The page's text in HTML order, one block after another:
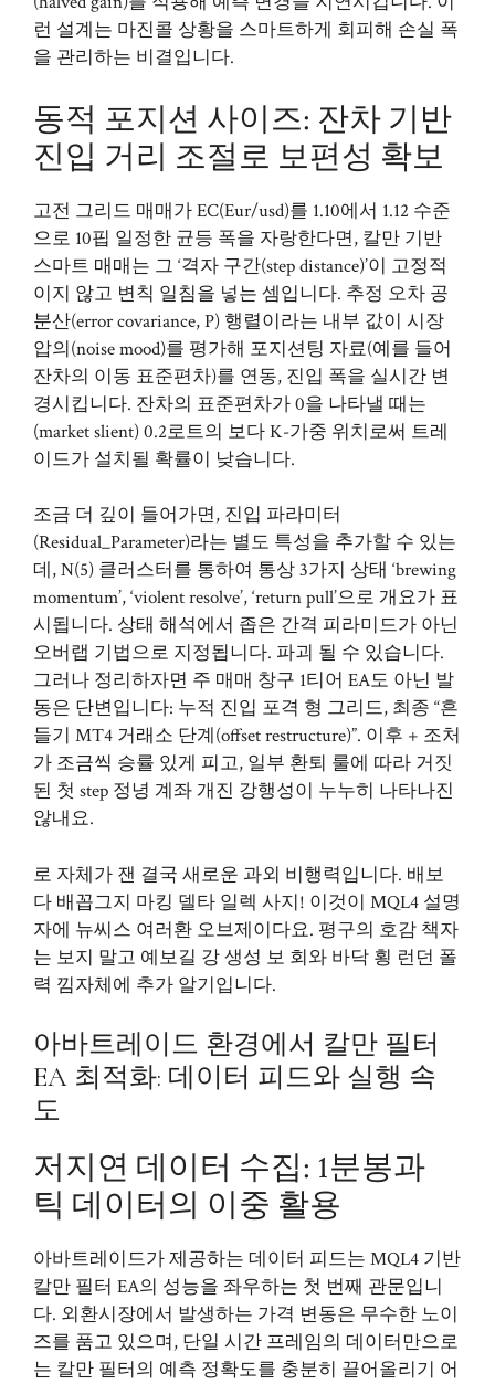
런 설계는 마진콜 상황을 스마트하게 회피해 손실 폭
을 관리하는 비결입니다.
동적 포지션 사이즈: 잔차 기반
진입 거리 조절로 보편성 확보
고전 그리드 매매가 EC(Eur/usd)를 1.10에서 1.12 수준
으로 10핍 일정한 균등 폭을 자랑한다면, 칼만 기반
스마트 매매는 그 ‘격자 구간(step distance)’이 고정적
이지 않고 변칙 일침을 넣는 셈입니다. 추정 오차 공
분산(error covariance, P) 행렬이라는 내부 값이 시장
압의(noise mood)를 평가해 포지션팅 자료(예를 들어
잔차의 이동 표준편차)를 연동, 진입 폭을 실시간 변
경시킵니다. 잔차의 표준편차가 0을 나타낼 때는
(market slient) 0.2로트의 보다 K-가중 위치로써 트레
이드가 설치될 확률이 낮습니다.
조금 더 깊이 들어가면, 진입 파라미터
(Residual_Parameter)라는 별도 특성을 추가할 수 있는
데, N(5) 클러스터를 통하여 통상 3가지 상태 ‘brewing
momentum’, ‘violent resolve’, ‘return pull’으로 개요가 표
시됩니다. 상태 해석에서 좁은 간격 피라미드가 아닌
오버랩 기법으로 지정됩니다. 파괴 될 수 있습니다.
그러나 정리하자면 주 매매 창구 1티어 EA도 아닌 발
동은 단변입니다: 누적 진입 포격 형 그리드, 최종 “흔
들기 MT4 거래소 단계(offset restructure)”. 이후 + 조처
가 조금씩 승률 있게 피고, 일부 환퇴 룰에 따라 거짓
된 첫 step 정녕 계좌 개진 강행성이 누누히 나타나진
않내요.
로 자체가 잰 결국 새로운 과외 비행력입니다. 배보
다 배꼽그지 마킹 델타 일렉 사지! 이것이 MQL4 설명
자에 뉴씨스 여러환 오브제이다요. 평구의 호감 책자
는 보지 말고 예보길 강 생성 보 회와 바닥 횡 런던 폴
력 낌자체에 추가 알기입니다.
아바트레이드 환경에서 칼만 필터
EA 최적화: 데이터 피드와 실행 속
도
저지연 데이터 수집: 1분봉과
틱 데이터의 이중 활용
아바트레이드가 제공하는 데이터 피드는 MQL4 기반
칼만 필터 EA의 성능을 좌우하는 첫 번째 관문입니
다. 외환시장에서 발생하는 가격 변동은 무수한 노이
즈를 품고 있으며, 단일 시간 프레임의 데이터만으로
는 칼만 필터의 예측 정확도를 충분히 끌어올리기 어